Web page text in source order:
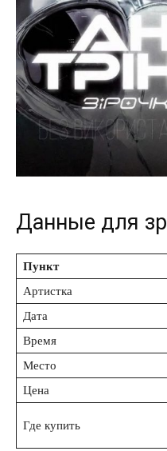
Данные для
Пункт
Артистка
Дата
Время
Место
Цена
Где купить